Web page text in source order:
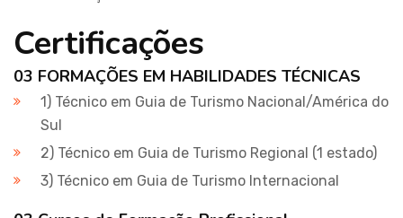
Certificações
03 FORMAÇÕES EM HABILIDADES TÉCNICAS
1) Técnico em Guia de Turismo Nacional/América do
Sul
2) Técnico em Guia de Turismo Regional (1 estado)
3) Técnico em Guia de Turismo Internacional